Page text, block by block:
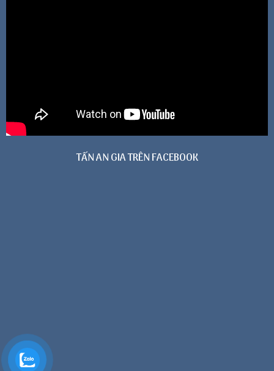
TẤN AN GIA TRÊN FACEBOOK